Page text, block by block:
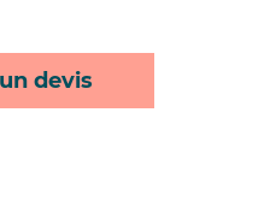
devis